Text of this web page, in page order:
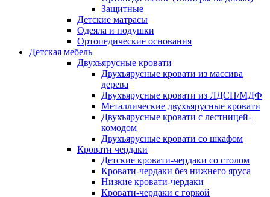
Защитные
Детские матрасы
Одеяла и подушки
Ортопедические основания
Детская мебель
Двухъярусные кровати
Двухъярусные кровати из массива
дерева
Двухъярусные кровати из ЛДСП/МДФ
Металлические двухъярусные кровати
Двухъярусные кровати с лестницей-
комодом
Двухъярусные кровати со шкафом
Кровати чердаки
Детские кровати-чердаки со столом
Кровати-чердаки без нижнего яруса
Низкие кровати-чердаки
Кровати-чердаки с горкой